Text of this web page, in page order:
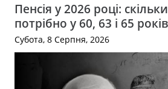
Пенсія у 2026 році:
потрібно у 60, 63 і 65 років
Субота, 8 Серпня, 2026